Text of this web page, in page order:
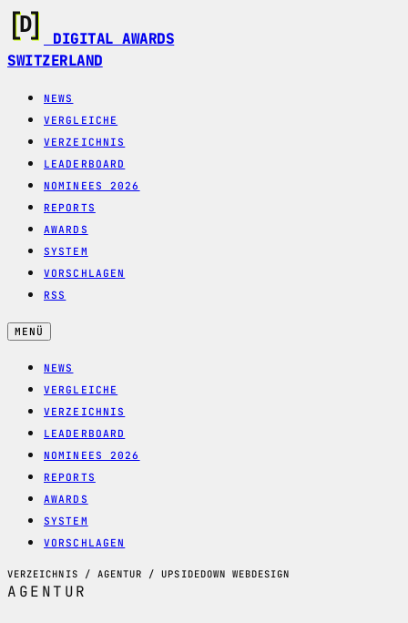
DIGITAL AWARDS
SWITZERLAND
NEWS
VERGLEICHE
VERZEICHNIS
LEADERBOARD
NOMINEES 2026
REPORTS
AWARDS
SYSTEM
VORSCHLAGEN
RSS
MENÜ
NEWS
VERGLEICHE
VERZEICHNIS
LEADERBOARD
NOMINEES 2026
REPORTS
AWARDS
SYSTEM
VORSCHLAGEN
VERZEICHNIS / AGENTUR / UPSIDEDOWN WEBDESIGN
AGENTUR